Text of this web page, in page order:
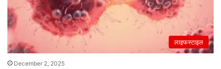
लाइफस्टाइल
December 2, 2025